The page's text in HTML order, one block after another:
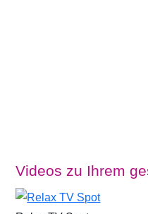
Videos zu Ihrem